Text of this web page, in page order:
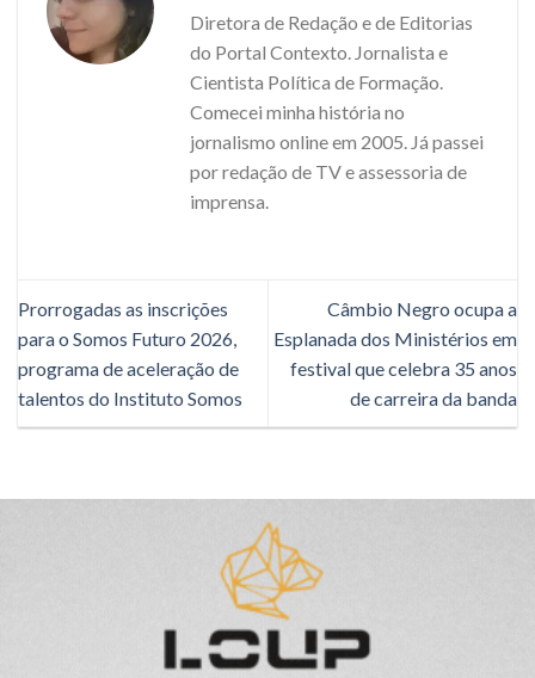
Diretora de Redação e de Editorias
do Portal Contexto. Jornalista e
Cientista Política de Formação.
Comecei minha história no
jornalismo online em 2005. Já passei
por redação de TV e assessoria de
imprensa.
Prorrogadas as inscrições
para o Somos Futuro 2026,
programa de aceleração de
talentos do Instituto Somos
Câmbio Negro ocupa a
Esplanada dos Ministérios em
festival que celebra 35 anos
de carreira da banda